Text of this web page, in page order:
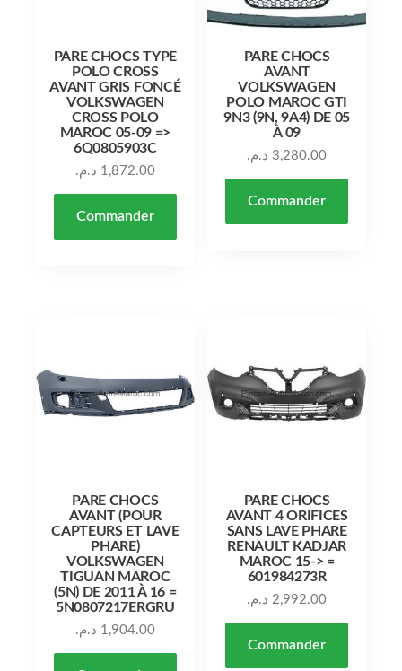
PARE CHOCS TYPE
POLO CROSS
AVANT GRIS FONCÉ
VOLKSWAGEN
CROSS POLO
MAROC 05-09 =>
6Q0805903C
1,872.00 د.م.
Commander
PARE CHOCS
AVANT
VOLKSWAGEN
POLO MAROC GTI
9N3 (9N, 9A4) DE 05
À 09
3,280.00 د.م.
Commander
PARE CHOCS
AVANT (POUR
CAPTEURS ET LAVE
PHARE)
VOLKSWAGEN
TIGUAN MAROC
(5N) DE 2011 À 16 =
5N0807217ERGRU
1,904.00 د.م.
PARE CHOCS
AVANT 4 ORIFICES
SANS LAVE PHARE
RENAULT KADJAR
MAROC 15-> =
601984273R
2,992.00 د.م.
Commander